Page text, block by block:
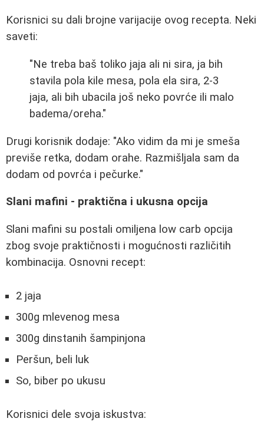
Korisnici su dali brojne varijacije ovog recepta. Neki
saveti:
"Ne treba baš toliko jaja ali ni sira, ja bih
stavila pola kile mesa, pola ela sira, 2-3
jaja, ali bih ubacila još neko povrće ili malo
badema/oreha."
Drugi korisnik dodaje: "Ako vidim da mi je smeša
previše retka, dodam orahe. Razmišljala sam da
dodam od povrća i pečurke."
Slani mafini - praktična i ukusna opcija
Slani mafini su postali omiljena low carb opcija
zbog svoje praktičnosti i mogućnosti različitih
kombinacija. Osnovni recept:
2 jaja
300g mlevenog mesa
300g dinstanih šampinjona
Peršun, beli luk
So, biber po ukusu
Korisnici dele svoja iskustva: